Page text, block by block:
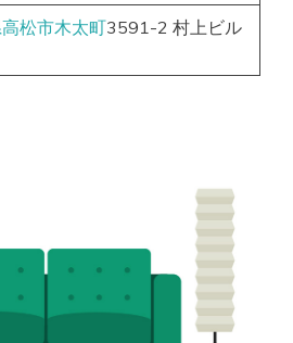
高松市木太町3591-2 村上ビル